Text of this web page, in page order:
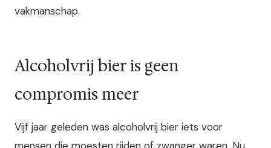
vakmanschap.
Alcoholvrij bier is geen
compromis meer
Vijf jaar geleden was alcoholvrij bier iets voor